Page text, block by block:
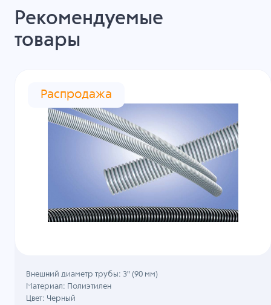
Рекомендуемые
товары
Распродажа
Внешний диаметр трубы: 3" (90 мм)
Материал: Полиэтилен
Цвет: Черный